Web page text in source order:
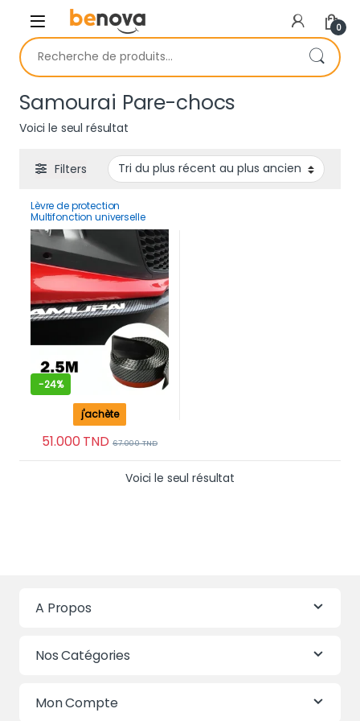
Skip to navigation
Skip to content
0
Recherche pour :
Samourai Pare-chocs
Voici le seul résultat
Filters
Lèvre de protection
Multifonction universelle
2.5M en fibre de carbone
Samurai pour voiture
-24%
51.000TND 67.000TND
j'achète
Voici le seul résultat
A Propos
Nos Catégories
Mon Compte